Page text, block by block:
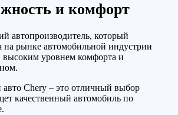
и комфорт
автопроизводитель, который
на рынке автомобильной индустрии
высоким уровнем комфорта и
Chery – это отличный выбор
качественный автомобиль по